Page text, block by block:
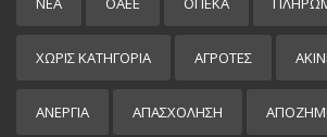
ΧΩΡΊΣ ΚΑΤΗΓΟΡΊΑ ΑΓΡΟΤΕΣ
ΑΝΕΡΓΙΑ ΑΠΑΣΧΟΛΗΣΗ